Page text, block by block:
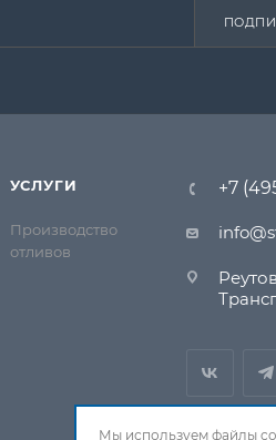
УСЛУГИ
Производство
отливов
+7
Мы используем файлы